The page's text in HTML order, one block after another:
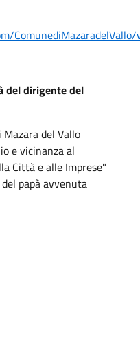
del dirigente del
del Vallo
e vicinanza al
Città e alle Imprese"
papà avvenuta